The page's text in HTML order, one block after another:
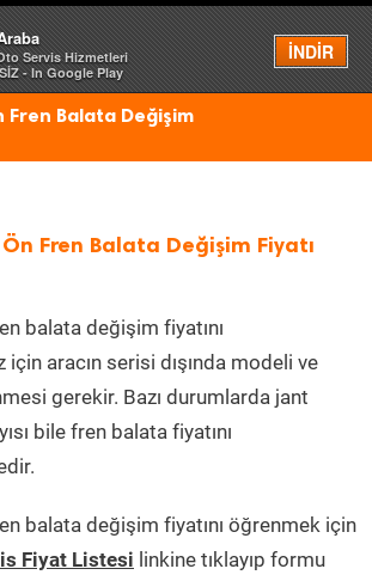
Servis Hizmetleri
- In Google Play
İNDİR
Menü
Fren Balata Değişim
Fren Balata Değişim Fiyatı
balata değişim fiyatını
aracın serisi dışında modeli ve
gerekir. Bazı durumlarda jant
bile fren balata fiyatını
balata değişim fiyatını öğrenmek için
Fiyat Listesi linkine tıklayıp formu